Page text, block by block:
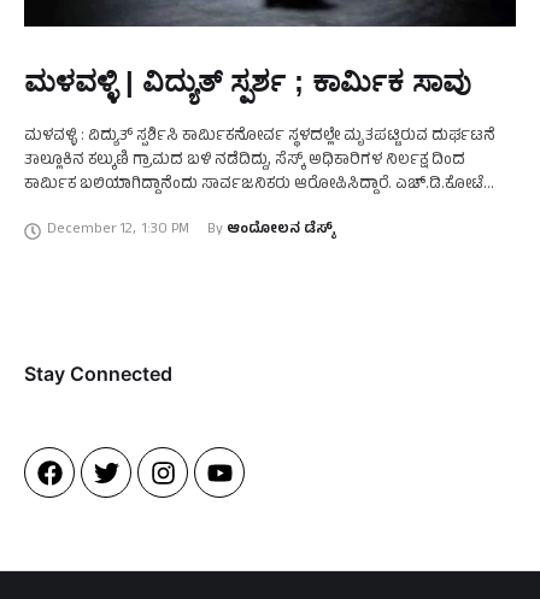
ಮಳವಳ್ಳಿ | ವಿದ್ಯುತ್‌ ಸ್ಪರ್ಶ ; ಕಾರ್ಮಿಕ ಸಾವು
ಮಳವಳ್ಳಿ : ವಿದ್ಯುತ್ ಸ್ಪರ್ಶಿಸಿ ಕಾರ್ಮಿಕನೋರ್ವ ಸ್ಥಳದಲ್ಲೇ ಮೃತಪಟ್ಟಿರುವ ದುರ್ಘಟನೆ
ತಾಲ್ಲೂಕಿನ ಕಲ್ಕುಣಿ ಗ್ರಾಮದ ಬಳಿ ನಡೆದಿದ್ದು, ಸೆಸ್ಕ್ ಅಧಿಕಾರಿಗಳ ನಿರ್ಲಕ್ಷ ದಿಂದ
ಕಾರ್ಮಿಕ ಬಲಿಯಾಗಿದ್ದಾನೆಂದು ಸಾರ್ವಜನಿಕರು ಆರೋಪಿಸಿದ್ದಾರೆ. ಎಚ್.ಡಿ.ಕೋಟೆ
December 12, 1:30 PM By ಆಂದೋಲನ ಡೆಸ್ಕ್
Stay Connected​